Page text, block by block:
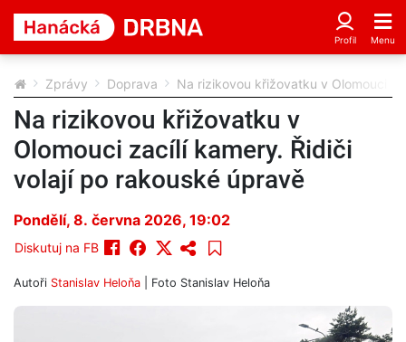
Zprávy Doprava Na rizikovou křižovatku v Olomouci
Na rizikovou křižovatku v
Olomouci zacílí kamery. Řidiči
volají po rakouské úpravě
Pondělí, 8. června 2026, 19:02
Diskutuj na FB
Autoři Stanislav Heloňa | Foto Stanislav Heloňa